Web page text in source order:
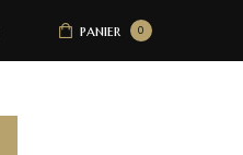
0
panier